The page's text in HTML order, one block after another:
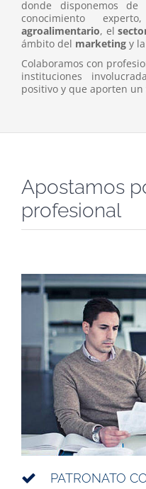
donde disponemos de
conocimiento
agroalimentario, el
ámbito del marketing y la
Colaboramos con
instituciones
positivo y que aporten
Apostamos
profesional
PATRONATO